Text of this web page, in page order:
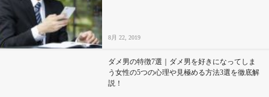
8月 22, 2019
ダメ男の特徴7選｜ダメ男を好きになってしま
う女性の5つの心理や見極める方法3選を徹底解
説！